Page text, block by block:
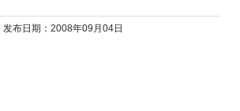
发布日期：2008年09月04日